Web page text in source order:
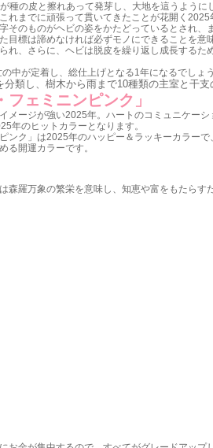
の皮と擦れあって発芽し、大地を這うよう
までに頑張って貫いてきたことが花開く2025
のものがヘビの姿をかたどっているとされ
標は諦めなければ必ずモノにできることを意
、さらに、ヘビは脱皮を繰り返し成長する
中が定着し、総仕上げとなる1年になるでしょう
し、樹木から雨まで10種類の主室と干支
ェミニンピンク」
ージが強い2025年。ハートのコミュニケーシ
年のヒットカラーとなります。
ク」は2025年のハッピー＆ラッキーカラー
る開運カラーです。
羅万象の繁栄を意味し、知恵や富をもたらす